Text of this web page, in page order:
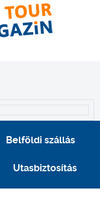
Belföldi szállás
Utasbiztosítás